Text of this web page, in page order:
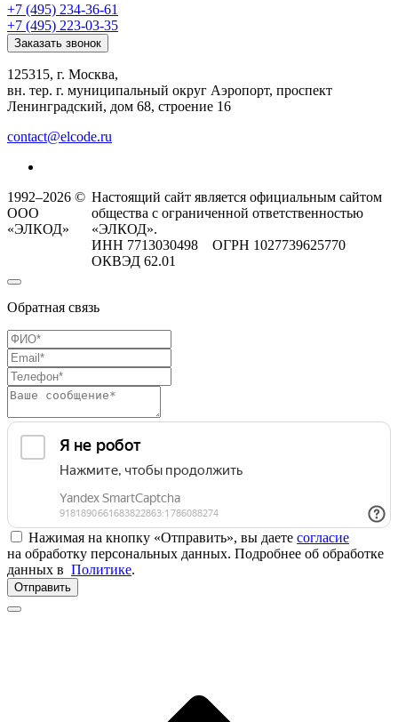
+7 (495) 234-36-61
+7 (495) 223-03-35
Заказать звонок
125315, г. Москва,
вн. тер. г. муниципальный округ Аэропорт, проспект
Ленинградский, дом 68, строение 16
contact@elcode.ru
1992–2026 ©
ООО
«ЭЛКОД»
Настоящий сайт является официальным сайтом
общества с ограниченной ответственностью
«ЭЛКОД».
ИНН 7713030498 ОГРН 1027739625770
ОКВЭД 62.01
Обратная связь
Нажимая на кнопку «Отправить», вы даете согласие
на обработку персональных данных. Подробнее об обработке
данных в Политике.
Отправить